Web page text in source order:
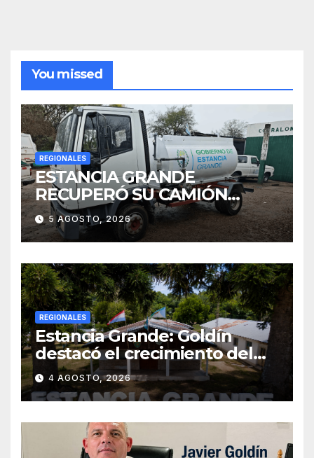
You missed
REGIONALES
ESTANCIA GRANDE
RECUPERÓ SU CAMIÓN
ATMOSFÉRICO Y MEJORARÁ
EL SERVICIO DE
SANEAMIENTO PARA LOS
VECINOS
5 AGOSTO, 2026
REGIONALES
Estancia Grande: Goldín
destacó el crecimiento del
municipio, anunció nuevas
obras y defendió su gestión
frente a las críticas
4 AGOSTO, 2026